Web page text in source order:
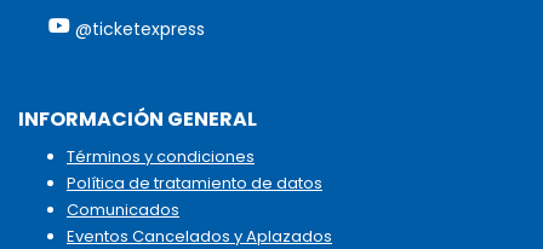
@ticketexpress
INFORMACIÓN GENERAL
Términos y condiciones
Política de tratamiento de datos
Comunicados
Eventos Cancelados y Aplazados